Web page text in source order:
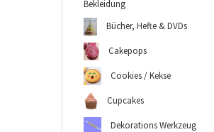
Bekleidung
Bücher, Hefte & DVDs
Cakepops
Cookies / Kekse
Cupcakes
Dekorations Werkzeug